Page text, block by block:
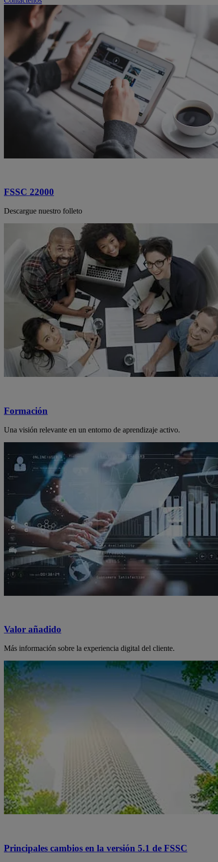
FSSC 22000
Descargue nuestro folleto
Formación
Una visión relevante en un entorno de aprendizaje activo.
Valor añadido
Más información sobre la experiencia digital del cliente.
Principales cambios en la versión 5.1 de FSSC